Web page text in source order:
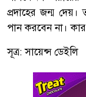
প্রদাহের জন্ম দেয়।
পান করবেন না।
সূত্র: সায়েন্স ডেইলি